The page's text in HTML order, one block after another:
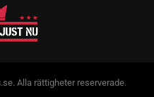
Alla rättigheter reserverade.